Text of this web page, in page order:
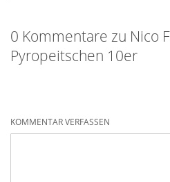
0 Kommentare zu Nico
Pyropeitschen 10er
KOMMENTAR VERFASSEN